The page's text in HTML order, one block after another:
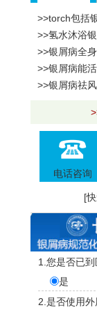
>>torch包括
>>氢水沐浴
>>银屑病全
>>银屑病能
>>银屑病祛
电话咨询
[
1.您是否已到
是
2.是否使用外